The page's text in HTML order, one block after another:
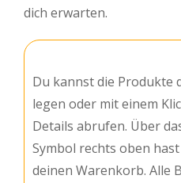
dich erwarten.
Du kannst die Produkte
legen oder mit einem
Details abrufen. Über
Symbol rechts oben
deinen Warenkorb. Alle